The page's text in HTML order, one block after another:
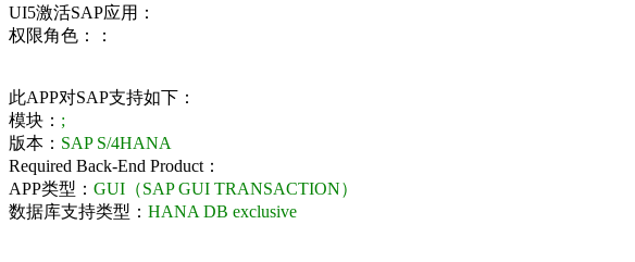
UI5激活SAP应用：
权限角色：：
此APP对SAP支持如下：
模块： ;
版本： SAP S/4HANA
Required Back-End Product：
APP类型： GUI（SAP GUI TRANSACTION）
数据库支持类型： HANA DB exclusive